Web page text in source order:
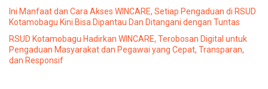
Ini Manfaat dan Cara Akses WINCARE, Setiap Pengaduan di RSUD
Kotamobagu Kini Bisa Dipantau Dan Ditangani dengan Tuntas
RSUD Kotamobagu Hadirkan WINCARE, Terobosan Digital untuk
Pengaduan Masyarakat dan Pegawai yang Cepat, Transparan,
dan Responsif